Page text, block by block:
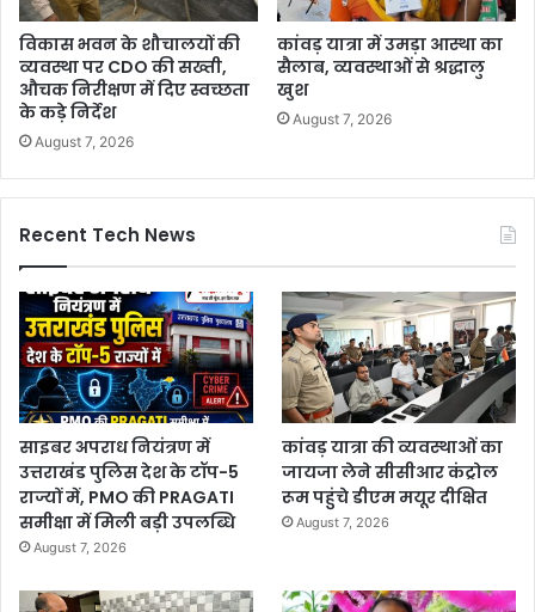
विकास भवन के शौचालयों की
व्यवस्था पर CDO की सख्ती,
औचक निरीक्षण में दिए स्वच्छता
के कड़े निर्देश
August 7, 2026
कांवड़ यात्रा में उमड़ा आस्था का
सैलाब, व्यवस्थाओं से श्रद्धालु
खुश
August 7, 2026
Recent Tech News
साइबर अपराध नियंत्रण में
उत्तराखंड पुलिस देश के टॉप-5
राज्यों में, PMO की PRAGATI
समीक्षा में मिली बड़ी उपलब्धि
August 7, 2026
कांवड़ यात्रा की व्यवस्थाओं का
जायजा लेने सीसीआर कंट्रोल
रूम पहुंचे डीएम मयूर दीक्षित
August 7, 2026